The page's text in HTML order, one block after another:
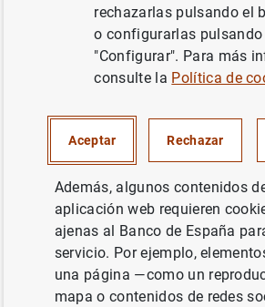
Autor: Danilo Leiva-León
ECONOMÍA
MÉTODOS
TIPOS DE CAMBIO
rechazarlas pulsando el
o configurarlas pulsando
"Configurar". Para más
consulte la Política de
Aceptar Rechazar
Además, algunos contenidos
aplicación web requieren
ajenas al Banco de España
servicio. Por ejemplo,
una página —como un
mapa o contenidos de redes